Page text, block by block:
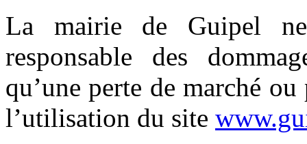
La mairie de Guipel
responsable des
qu’une perte de marché
l’utilisation du site